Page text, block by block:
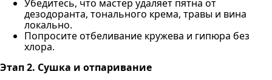
Убедитесь, что мастер удаляет пятна от
дезодоранта, тонального крема, травы и вина
локально.
Попросите отбеливание кружева и гипюра без
хлора.
Этап 2. Сушка и отпаривание